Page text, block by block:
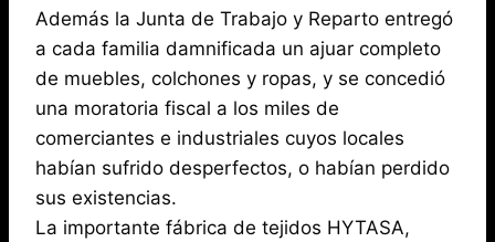
Además la Junta de Trabajo y Reparto entregó
a cada familia damnificada un ajuar completo
de muebles, colchones y ropas, y se concedió
una moratoria fiscal a los miles de
comerciantes e industriales cuyos locales
habían sufrido desperfectos, o habían perdido
sus existencias.
La importante fábrica de tejidos HYTASA,